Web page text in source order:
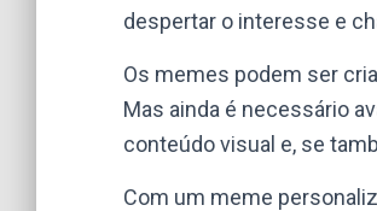
despertar o interesse e
Os memes podem ser
Mas ainda é necessário
conteúdo visual e, se
Com um meme